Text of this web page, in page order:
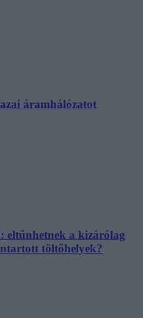
áramhálózatot
eltűnhetnek a kizárólag
töltőhelyek?